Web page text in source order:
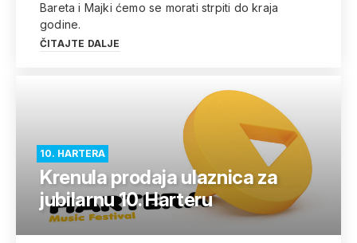
Bareta i Majki ćemo se morati strpiti do kraja
godine.
ČITAJTE DALJE
10. HARTERA
Krenula prodaja ulaznica za
jubilarnu 10. Harteru